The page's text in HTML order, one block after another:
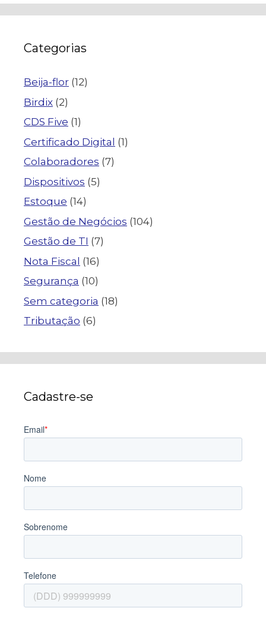
Categorias
Beija-flor (12)
Birdix (2)
CDS Five (1)
Certificado Digital (1)
Colaboradores (7)
Dispositivos (5)
Estoque (14)
Gestão de Negócios (104)
Gestão de TI (7)
Nota Fiscal (16)
Segurança (10)
Sem categoria (18)
Tributação (6)
Cadastre-se